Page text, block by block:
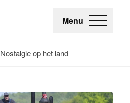
Menu
Nostalgie op het land